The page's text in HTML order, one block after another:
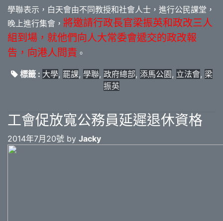
學聯表示，白天會由不同教授和社會人士，進行公民課堂，
晚上進行集會， 將邀請行政長官梁振英和政改三人
組到場，就他們向人大常委會遞交的政改報
告，向港人問責 。
標籤 : 大學, 罷課, 學聯, 政府總部, 添馬公園, 立法會, 梁
振英
工會促放寬公務員延遲退休資格
2014年7月20號 by Jacky